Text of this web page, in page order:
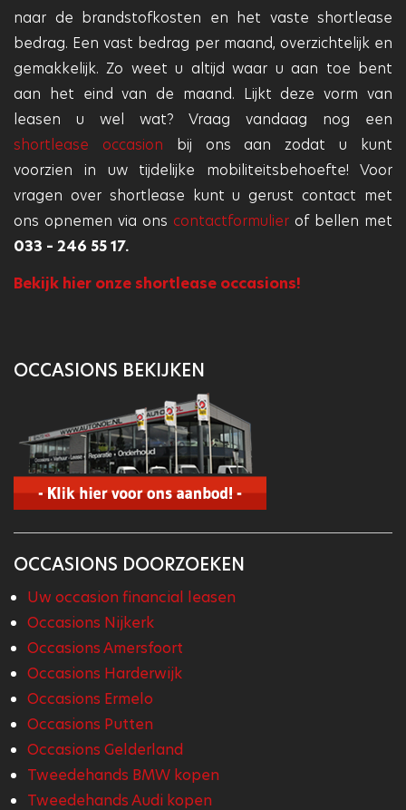
naar de brandstofkosten en het vaste shortlease
bedrag. Een vast bedrag per maand, overzichtelijk en
gemakkelijk. Zo weet u altijd waar u aan toe bent
aan het eind van de maand. Lijkt deze vorm van
leasen u wel wat? Vraag vandaag nog een
shortlease occasion bij ons aan zodat u kunt
voorzien in uw tijdelijke mobiliteitsbehoefte! Voor
vragen over shortlease kunt u gerust contact met
ons opnemen via ons contactformulier of bellen met
033 – 246 55 17.
Bekijk hier onze shortlease occasions!
OCCASIONS BEKIJKEN
OCCASIONS DOORZOEKEN
Uw occasion financial leasen
Occasions Nijkerk
Occasions Amersfoort
Occasions Harderwijk
Occasions Ermelo
Occasions Putten
Occasions Gelderland
Tweedehands BMW kopen
Tweedehands Audi kopen